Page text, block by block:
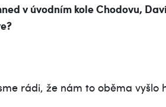
v úvodním kole Chodovu,
rádi, že nám to oběma vyšlo